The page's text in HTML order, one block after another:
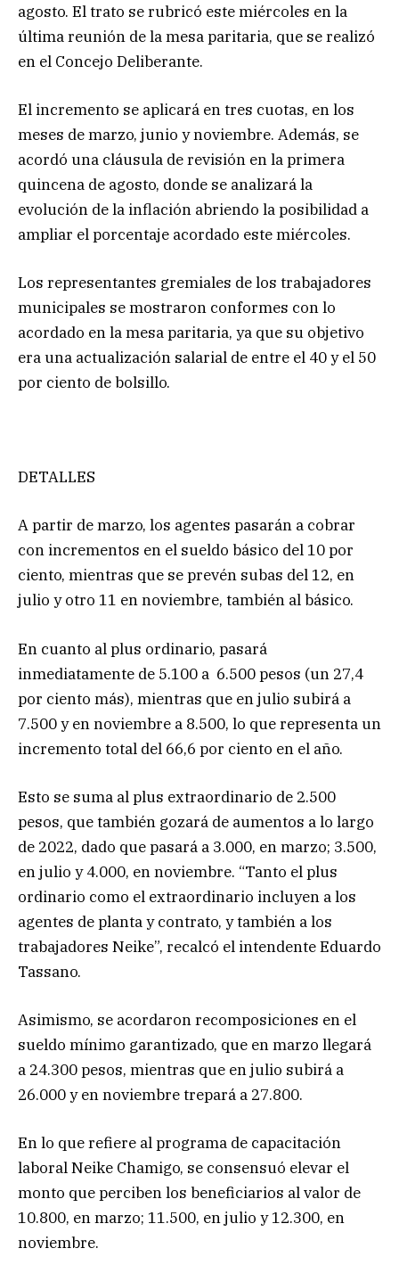
agosto. El trato se rubricó este miércoles en la
última reunión de la mesa paritaria, que se realizó
en el Concejo Deliberante.
El incremento se aplicará en tres cuotas, en los
meses de marzo, junio y noviembre. Además, se
acordó una cláusula de revisión en la primera
quincena de agosto, donde se analizará la
evolución de la inflación abriendo la posibilidad a
ampliar el porcentaje acordado este miércoles.
Los representantes gremiales de los trabajadores
municipales se mostraron conformes con lo
acordado en la mesa paritaria, ya que su objetivo
era una actualización salarial de entre el 40 y el 50
por ciento de bolsillo.
DETALLES
A partir de marzo, los agentes pasarán a cobrar
con incrementos en el sueldo básico del 10 por
ciento, mientras que se prevén subas del 12, en
julio y otro 11 en noviembre, también al básico.
En cuanto al plus ordinario, pasará
inmediatamente de 5.100 a 6.500 pesos (un 27,4
por ciento más), mientras que en julio subirá a
7.500 y en noviembre a 8.500, lo que representa un
incremento total del 66,6 por ciento en el año.
Esto se suma al plus extraordinario de 2.500
pesos, que también gozará de aumentos a lo largo
de 2022, dado que pasará a 3.000, en marzo; 3.500,
en julio y 4.000, en noviembre. “Tanto el plus
ordinario como el extraordinario incluyen a los
agentes de planta y contrato, y también a los
trabajadores Neike”, recalcó el intendente Eduardo
Tassano.
Asimismo, se acordaron recomposiciones en el
sueldo mínimo garantizado, que en marzo llegará
a 24.300 pesos, mientras que en julio subirá a
26.000 y en noviembre trepará a 27.800.
En lo que refiere al programa de capacitación
laboral Neike Chamigo, se consensuó elevar el
monto que perciben los beneficiarios al valor de
10.800, en marzo; 11.500, en julio y 12.300, en
noviembre.